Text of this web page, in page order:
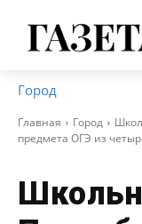
Город
Главная Город
предмета ОГЭ из